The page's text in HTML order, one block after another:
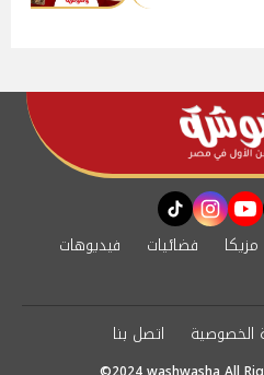
youtube
instagram
tiktok
مزيكا فضائيات
فيديوهات
الخصوصية اتصل بنا